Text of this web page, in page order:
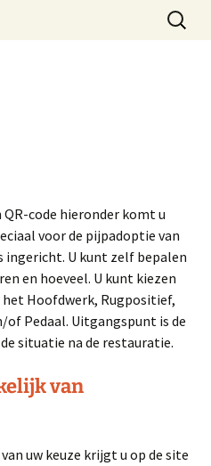
Grote Kerk ZwolleZoeken
naar:
code hieronder komt u
voor de pijpadoptie van
U kunt zelf bepalen
en hoeveel. U kunt kiezen
Hoofdwerk, Rugpositief,
Pedaal. Uitgangspunt is de
situatie na de restauratie.
van
uw keuze krijgt u op de site